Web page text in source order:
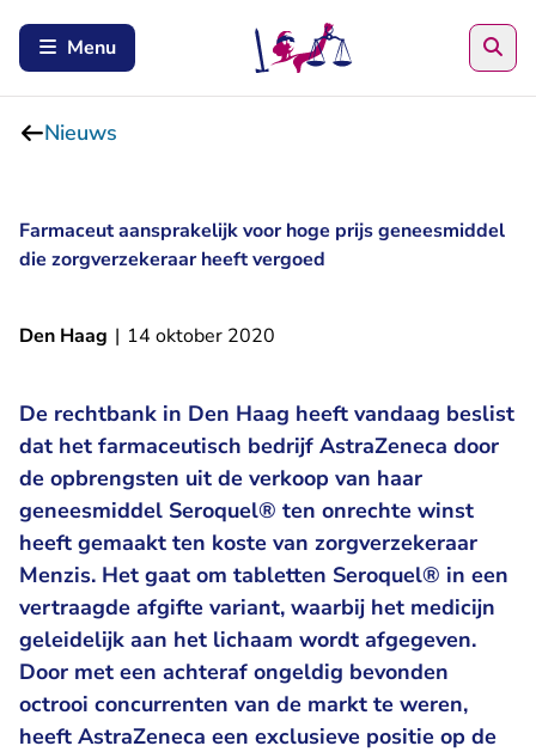
Menu
Nieuws
Farmaceut aansprakelijk voor hoge prijs geneesmiddel
die zorgverzekeraar heeft vergoed
Den Haag | 14 oktober 2020
De rechtbank in Den Haag heeft vandaag beslist
dat het farmaceutisch bedrijf AstraZeneca door
de opbrengsten uit de verkoop van haar
geneesmiddel Seroquel® ten onrechte winst
heeft gemaakt ten koste van zorgverzekeraar
Menzis. Het gaat om tabletten Seroquel® in een
vertraagde afgifte variant, waarbij het medicijn
geleidelijk aan het lichaam wordt afgegeven.
Door met een achteraf ongeldig bevonden
octrooi concurrenten van de markt te weren,
heeft AstraZeneca een exclusieve positie op de